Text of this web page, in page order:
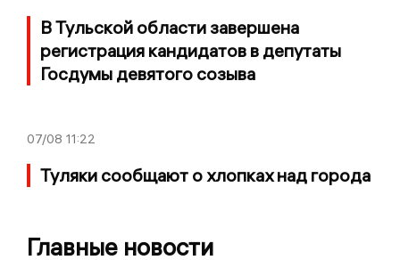
В Тульской области завершена
регистрация кандидатов в депутаты
Госдумы девятого созыва
07/08 11:22
Туляки сообщают о хлопках над города
Главные новости